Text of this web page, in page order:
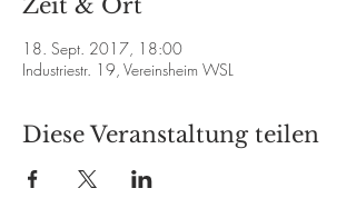
Zeit & Ort
18. Sept. 2017, 18:00
Industriestr. 19, Vereinsheim WSL
Diese Veranstaltung teilen